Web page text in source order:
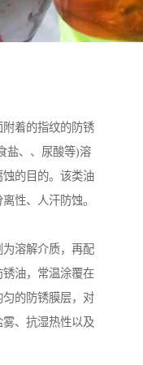
着的指纹的防锈
盐、、尿酸等)溶
的目的。该类油
性、人汗防蚀。
溶解介质，再配
油，常温涂覆在
的防锈膜层，对
、抗湿热性以及